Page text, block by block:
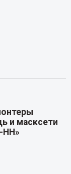
и масксети
НН»